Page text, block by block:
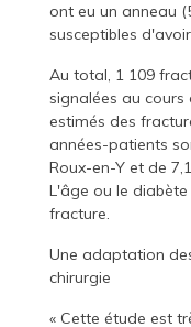
ont eu un anneau
susceptibles
Au total, 1 109
signalées au cours
estimés des
années-patients
Roux-en-Y et de
L'âge ou le
fracture.
Une adaptation
chirurgie
« Cette étude est